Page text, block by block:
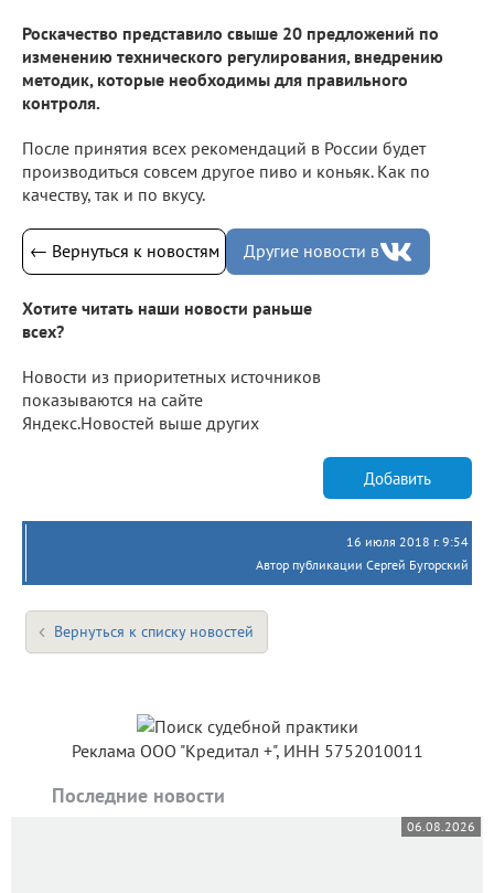
Роскачество представило свыше 20 предложений по
изменению технического регулирования, внедрению
методик, которые необходимы для правильного
контроля.
После принятия всех рекомендаций в России будет
производиться совсем другое пиво и коньяк. Как по
качеству, так и по вкусу.
← Вернуться к новостям Другие новости в
Хотите читать наши новости раньше
всех?
Новости из приоритетных источников
показываются на сайте
Яндекс.Новостей выше других
Добавить
16 июля 2018 г. 9:54
Автор публикации Сергей Бугорский
Вернуться к списку новостей
Реклама ООО "Кредитал +", ИНН 5752010011
Последние новости
06.08.2026